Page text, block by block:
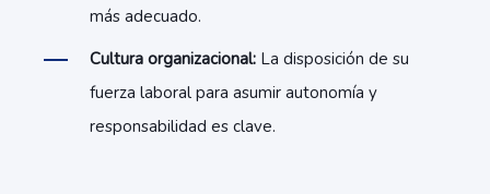
más adecuado.
Cultura organizacional: La disposición de su
fuerza laboral para asumir autonomía y
responsabilidad es clave.